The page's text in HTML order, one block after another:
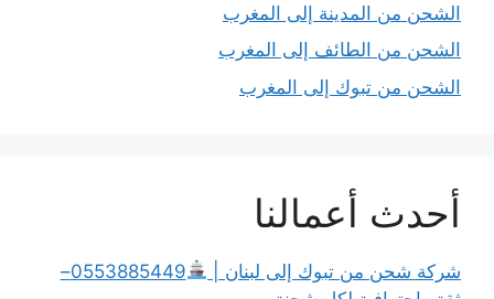
الشحن من المدينة إلى المغرب
الشحن من الطائف إلى المغرب
الشحن من تبوك إلى المغرب
أحدث أعمالنا
شركة شحن من تبوك إلى لبنان |
0553885449–